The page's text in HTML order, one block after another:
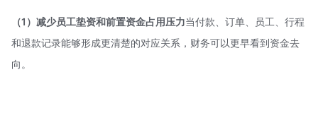
（1）减少员工垫资和前置资金占用压力当付款、订单、员工、行程
和退款记录能够形成更清楚的对应关系，财务可以更早看到资金去
向。